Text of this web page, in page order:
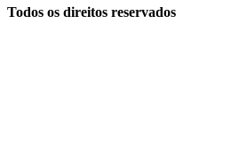
Todos os direitos reservados